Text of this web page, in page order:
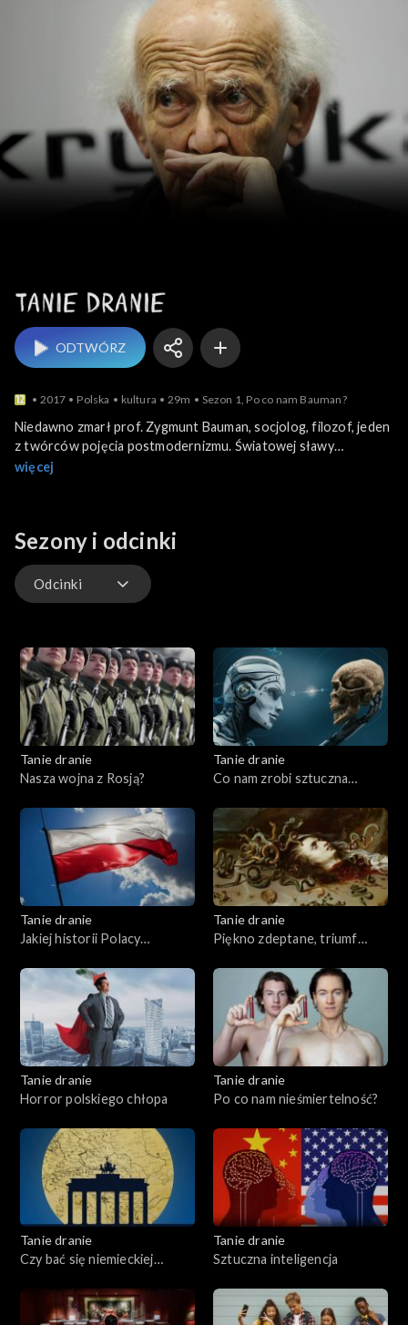
Tanie dranie
ODTWÓRZ
2017 Polska kultura 29m Sezon 1, Po co nam Bauman?
Niedawno zmarł prof. Zygmunt Bauman, socjolog, filozof, jeden
z twórców pojęcia postmodernizmu. Światowej sławy
naukowiec do końca życia nie rozliczył się ani nie odciął od
racje?
więcej
Sezony i odcinki
Odcinki
Tanie dranie
Nasza wojna z Rosją?
Tanie dranie
Co nam zrobi sztuczna
Tanie dranie
Jakiej historii Polacy
Tanie dranie
Piękno zdeptane, triumf
Tanie dranie
Horror polskiego chłopa
Tanie dranie
Po co nam nieśmiertelność?
Tanie dranie
Czy bać się niemieckiej
Tanie dranie
Sztuczna inteligencja